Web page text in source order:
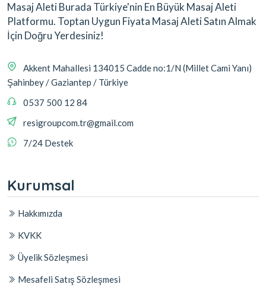
Masaj Aleti Burada Türkiye'nin En Büyük Masaj Aleti
Platformu. Toptan Uygun Fiyata Masaj Aleti Satın Almak
İçin Doğru Yerdesiniz!
Akkent Mahallesi 134015 Cadde no:1/N (Millet Cami Yanı)
Şahinbey / Gaziantep / Türkiye
0537 500 12 84
resigroupcom.tr@gmail.com
7/24 Destek
Kurumsal
Hakkımızda
KVKK
Üyelik Sözleşmesi
Mesafeli Satış Sözleşmesi